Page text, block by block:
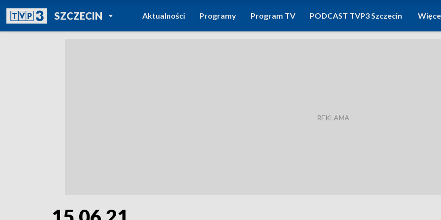
SZCZECINPOWRÓT DO
TVP REGIONY
Aktualności Programy Program TV PODCAST TVP3 Szczecin